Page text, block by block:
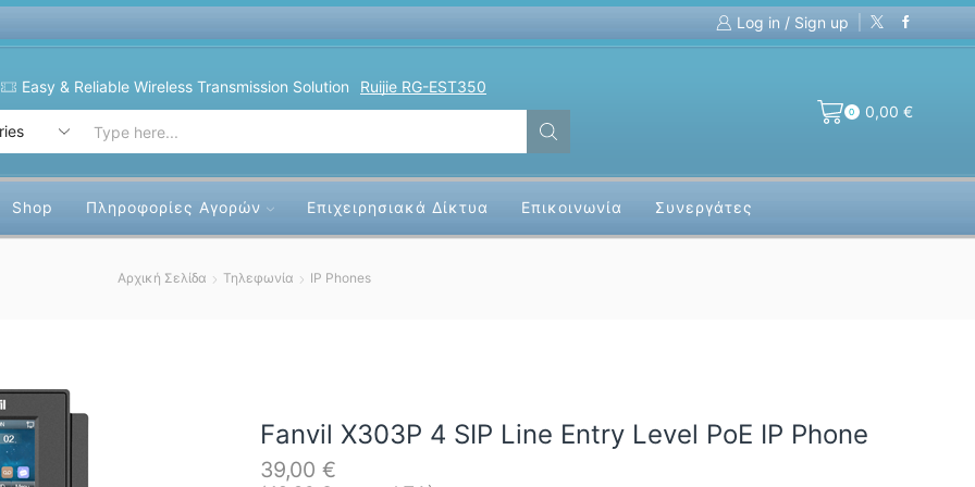
Log in / Sign up
& Reliable Wireless Transmission Solution Ruijie RG-EST350
0 0,00 €
Shop Πληροφορίες Αγορών Επιχειρησιακά Δίκτυα Επικοινωνία Συνεργάτες
Αρχική Σελίδα Τηλεφωνία IP Phones
Fanvil X303P 4 SIP Line Entry Level PoE IP Phone
39,00 €